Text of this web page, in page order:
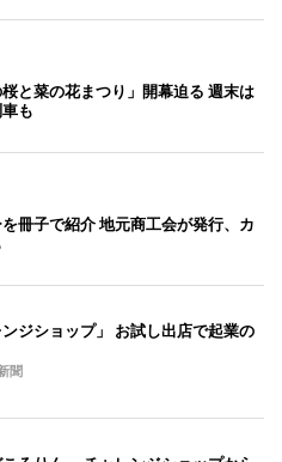
と菜の花まつり」開幕迫る 週末は
も
冊子で紹介 地元商工会が発行、カ
ジショップ」 お試し出店で起業の
聞